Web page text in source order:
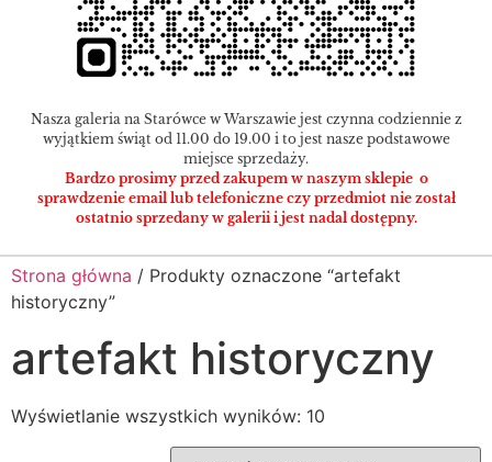
Nasza galeria na Starówce w Warszawie jest czynna codziennie z
wyjątkiem świąt od 11.00 do 19.00 i to jest nasze podstawowe
miejsce sprzedaży.
Bardzo prosimy przed zakupem w naszym sklepie o
sprawdzenie email lub telefoniczne czy przedmiot nie został
ostatnio sprzedany w galerii i jest nadal dostępny.
Strona główna / Produkty oznaczone “artefakt
historyczny”
artefakt historyczny
Wyświetlanie wszystkich wyników: 10